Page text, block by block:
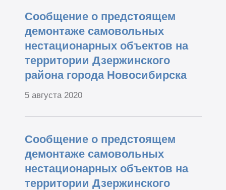
Сообщение о предстоящем
демонтаже самовольных
нестационарных объектов на
территории Дзержинского
района города Новосибирска
5 августа 2020
Сообщение о предстоящем
демонтаже самовольных
нестационарных объектов на
территории Дзержинского